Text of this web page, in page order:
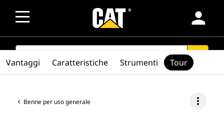
person
SEARCH search
Benne per uso generale more_vert
Vantaggi Caratteristiche Strumenti Tour